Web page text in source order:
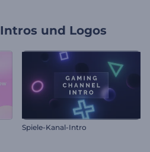
Intros und Logos
Spiele-Kanal-Intro